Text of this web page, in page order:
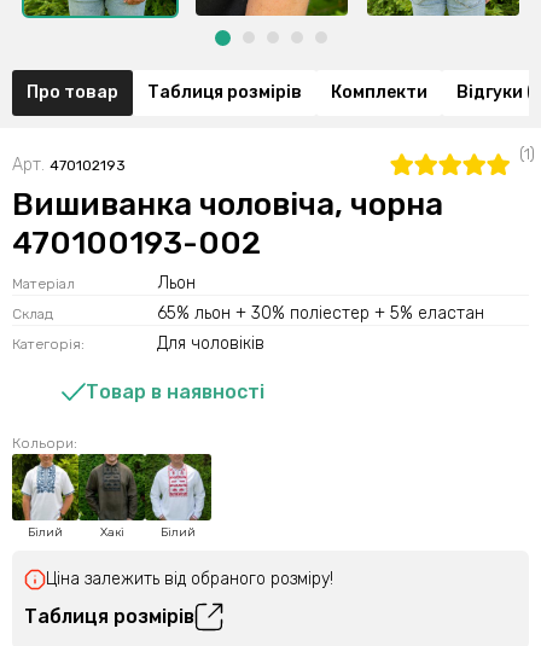
Про товар Таблиця розмірів Комплекти Відгуки
Арт. 470102193
(1)
Вишиванка чоловіча, чорна
470100193-002
Матеріал Льон
Склад 65% льон + 30% поліестер + 5% еластан
Категорія: Для чоловіків
Товар в наявності
Кольори:
Білий Хакі Білий
Ціна залежить від обраного розміру!
Таблиця розмірів